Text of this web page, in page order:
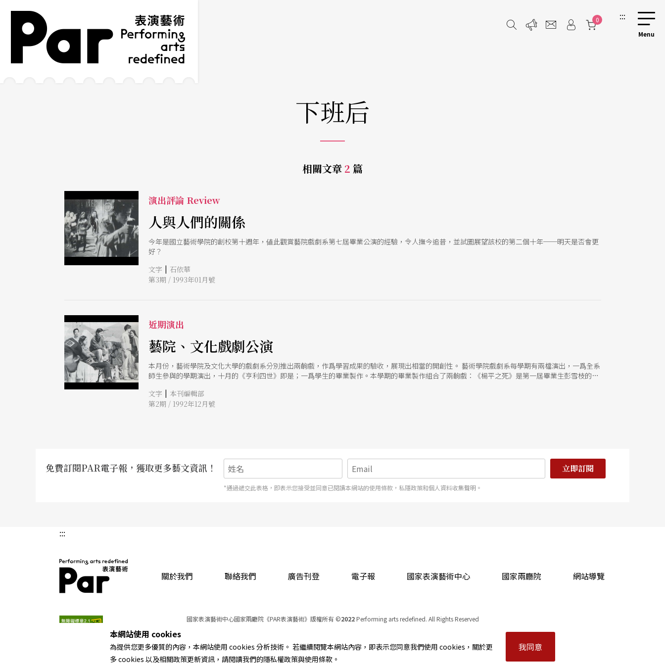
跳到主要內容區塊
網站導覽
0 :::
下班后
相關文章 2 篇
演出評論 Review
人與人們的關係
今年是國立藝術學院的創校第十週年，値此觀賞藝院戲劇系第七屆畢業公演的經驗，令人撫今追昔，並試圖展望該校的第二個十年──明天是否會更
好？
文字 | 石依華
第3期 / 1993年01月號
近期演出
藝院、文化戲劇公演
本月份，藝術學院及文化大學的戲劇系分別推出兩齣戲，作爲學習成果的驗收，展現出相當的開創性。 藝術學院戲劇系每學期有兩檔演出，一爲全系
師生參與的學期演出，十月的《亨利四世》即是；一爲學生的畢業製作。本學期的畢業製作組合了兩齣戲：《楊平之死》是第一屆畢業生彭雪枝的作
光、服裝、表演學生的畢業製作。另一齣《下班后》由柳廣輝導演。原作爲十年前七十五位美國劇作家以一天中的二十四小時爲主題而寫了二十四個
短劇，《下班后》即抽取了九個屬於夜晚的故事，再加上兩個品特的〈素描〉，由九位演員輪番串演一群在城市中載浮載沉的人物。觀眾席將設在表
文字 | 本刊編輯部
第2期 / 1992年12月號
免費訂閱PAR電子報，獲取更多藝文資訊！ 立即訂閱
*通過遞交此表格，即表示您接受並同意已閱讀本網站的使用條款，私隱政策和個人資料收集聲明。
:::
關於我們 聯絡我們 廣告刊登 電子報 國家表演藝術中心 國家兩廳院 網站導覽
國家表演藝術中心國家兩廳院《PAR表演藝術》版權所有©2022Performing arts redefined. All Rights Reserved
本站所提供相關演出資訊，如有異動應以主辦單位公告為準。
服務條款 ｜ 隱私權聲明
本網站使用 cookies
為提供您更多優質的內容，本網站使用 cookies 分析技術。 若繼續閱覽本網站內容，即表示您同意我們使用 cookies，關於更
多 cookies 以及相關政策更新資訊，請閱讀我們的隱私權政策與使用條款。
我同意